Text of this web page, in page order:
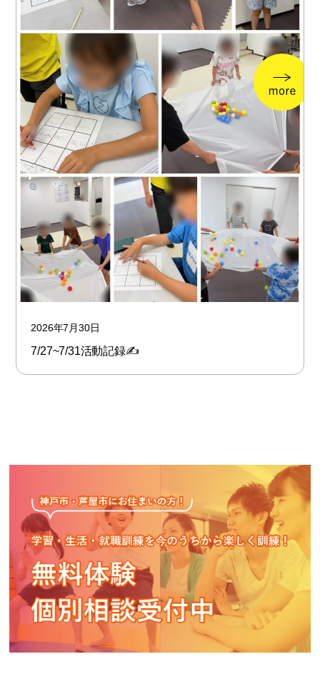
2026年7月30日
7/27~7/31活動記録✍